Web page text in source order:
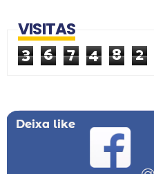
VISITAS
3 6 7 4 8 2